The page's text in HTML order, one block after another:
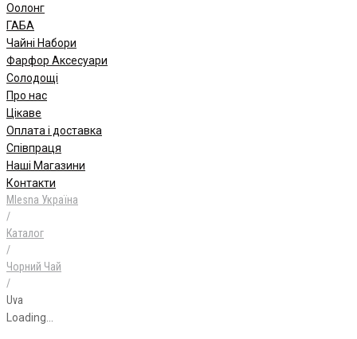
Oолонг
ГАБА
Чайні Набори
Фарфор Аксесуари
Солодощі
Про нас
Цікаве
Оплата і доставка
Співпраця
Наші Магазини
Контакти
Mlesna Україна
/
Каталог
/
Чорний Чай
/
Uva
Loading...